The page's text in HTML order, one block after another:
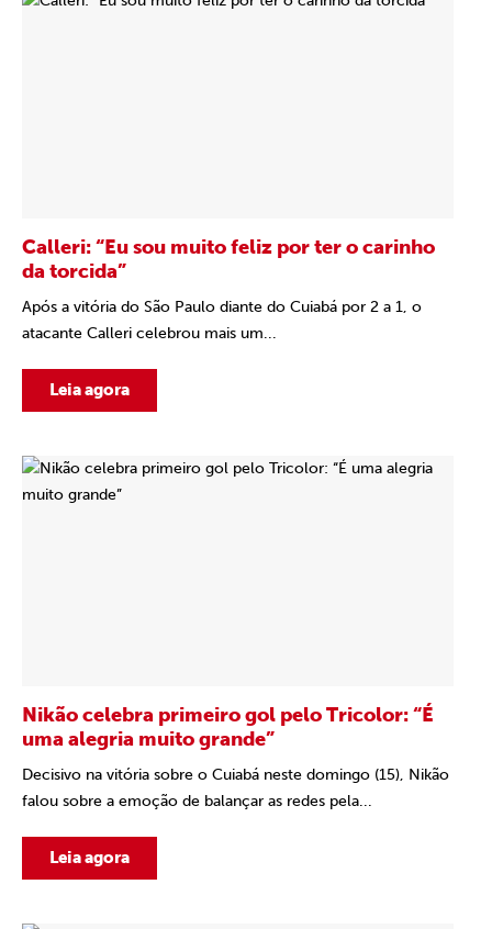
Calleri: “Eu sou muito feliz por ter o carinho
da torcida”
Após a vitória do São Paulo diante do Cuiabá por 2 a 1, o
atacante Calleri celebrou mais um...
Leia agora
Nikão celebra primeiro gol pelo Tricolor: “É
uma alegria muito grande”
Decisivo na vitória sobre o Cuiabá neste domingo (15), Nikão
falou sobre a emoção de balançar as redes pela...
Leia agora